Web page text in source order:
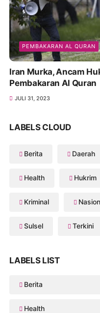
PEMBAKARAN AL QURAN
Iran Murka, Ancam
Pembakaran Al Quran
JULI 31, 2023
LABELS CLOUD
Berita Daerah
Health Hukrim
Kriminal
Sulsel Terkini
LABELS LIST
Berita
Health